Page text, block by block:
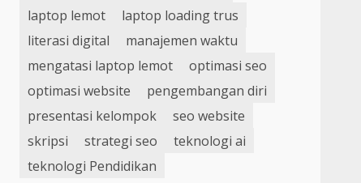
laptop lemot
laptop loading trus
literasi digital
manajemen waktu
mengatasi laptop lemot
optimasi seo
optimasi website
pengembangan diri
presentasi kelompok
seo website
skripsi
strategi seo
teknologi ai
teknologi Pendidikan